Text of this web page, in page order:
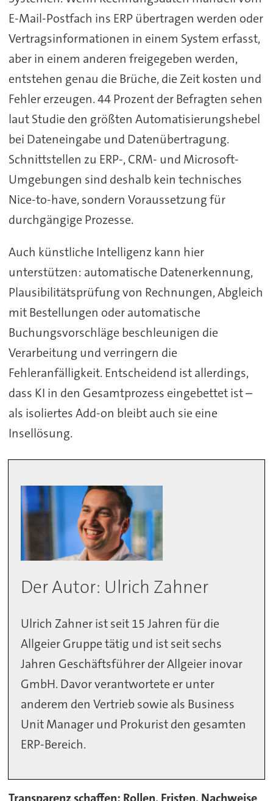
E-Mail-Postfach ins ERP übertragen werden oder
Vertragsinformationen in einem System erfasst,
aber in einem anderen freigegeben werden,
entstehen genau die Brüche, die Zeit kosten und
Fehler erzeugen. 44 Prozent der Befragten sehen
laut Studie den größten Automatisierungshebel
bei Dateneingabe und Datenübertragung.
Schnittstellen zu ERP-, CRM- und Microsoft-
Umgebungen sind deshalb kein technisches
Nice-to-have, sondern Voraussetzung für
durchgängige Prozesse.
Auch künstliche Intelligenz kann hier
unterstützen: automatische Datenerkennung,
Plausibilitätsprüfung von Rechnungen, Abgleich
mit Bestellungen oder automatische
Buchungsvorschläge beschleunigen die
Verarbeitung und verringern die
Fehleranfälligkeit. Entscheidend ist allerdings,
dass KI in den Gesamtprozess eingebettet ist –
als isoliertes Add-on bleibt auch sie eine
Insellösung.
Der Autor: Ulrich Zahner
Ulrich Zahner ist seit 15 Jahren für die
Allgeier Gruppe tätig und ist seit sechs
Jahren Geschäftsführer der Allgeier inovar
GmbH. Davor verantwortete er unter
anderem den Vertrieb sowie als Business
Unit Manager und Prokurist den gesamten
ERP-Bereich.